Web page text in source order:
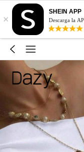
×
SHEIN APP
Descarga la